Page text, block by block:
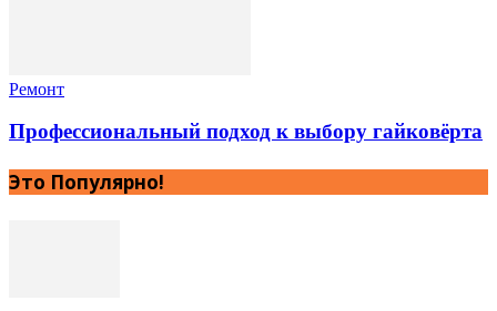
Ремонт
Профессиональный подход к выбору гайковёрта
Это Популярно!